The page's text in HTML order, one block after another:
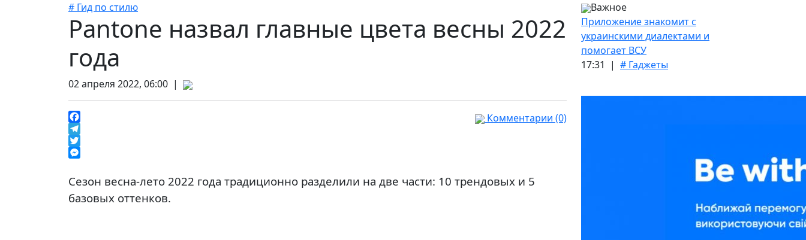
# Гид по стилю
Pantone назвал главные цвета весны 2022
года
02 апреля 2022, 06:00 |
Facebook
Telegram
Twitter
Комментарии (0)
Сезон весна-лето 2022 года традиционно разделили на две части: 10 трендовых и 5
базовых оттенков.
Важное
Приложение знакомит с
украинскими диалектами и
помогает ВСУ
17:31 | # Гаджеты